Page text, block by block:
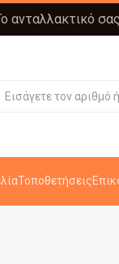
Τοποθετήσεις